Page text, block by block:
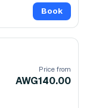
Book
Price from
AWG140.00